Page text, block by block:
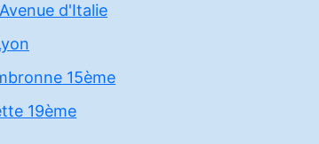
d'Italie
15ème
19ème